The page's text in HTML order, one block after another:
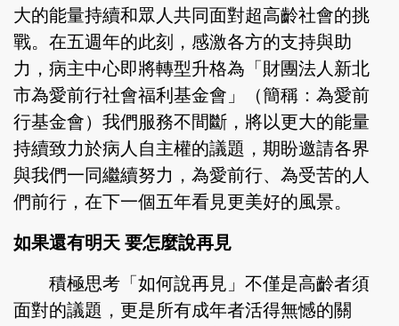
大的能量持續和眾人共同面對超高齡社會的挑
戰。在五週年的此刻，感激各方的支持與助
力，病主中心即將轉型升格為「財團法人新北
市為愛前行社會福利基金會」（簡稱：為愛前
行基金會）我們服務不間斷，將以更大的能量
持續致力於病人自主權的議題，期盼邀請各界
與我們一同繼續努力，為愛前行、為受苦的人
們前行，在下一個五年看見更美好的風景。
如果還有明天 要怎麼說再見
積極思考「如何說再見」不僅是高齡者須
面對的議題，更是所有成年者活得無憾的關